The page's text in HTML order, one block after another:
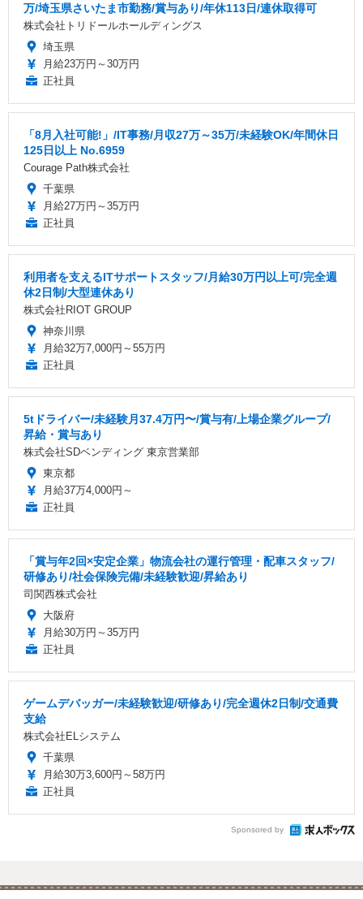
万/埼玉県さいたま市勤務/賞与あり/年休113日/連休取得可
株式会社トリドールホールディングス
埼玉県
月給23万円～30万円
正社員
「8月入社可能!」/IT事務/月収27万～35万/未経験OK/年間休日
125日以上 No.6959
Courage Path株式会社
千葉県
月給27万円～35万円
正社員
利用者を支えるITサポートスタッフ/月給30万円以上可/完全週
休2日制/大型連休あり
株式会社RIOT GROUP
神奈川県
月給32万7,000円～55万円
正社員
5tドライバー/未経験月37.4万円〜/賞与有/上場企業グループ/
昇給・賞与あり
株式会社SDベンディング 東京営業部
東京都
月給37万4,000円～
正社員
「賞与年2回×安定企業」物流会社の運行管理・配車スタッフ/
研修あり/社会保険完備/未経験歓迎/昇給あり
司関西株式会社
大阪府
月給30万円～35万円
正社員
ゲームデバッガー/未経験歓迎/研修あり/完全週休2日制/交通費
支給
株式会社ELシステム
千葉県
月給30万3,600円～58万円
正社員
Sponsored by